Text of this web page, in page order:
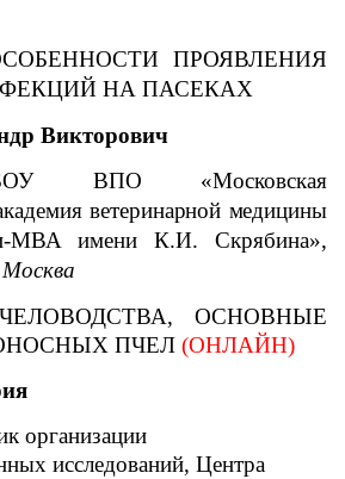
ПРОЯВЛЕНИЯ
НА ПАСЕКАХ
Викторович
ВПО «Московская
ветеринарной медицины
МВА имени К.И. Скрябина»,
Москва
ОСНОВНЫЕ
ПЧЕЛ (ОНЛАЙН)
организации
исследований, Центра